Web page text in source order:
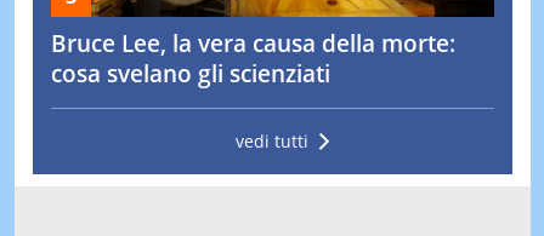
Bruce Lee, la vera causa della morte:
cosa svelano gli scienziati
vedi tutti